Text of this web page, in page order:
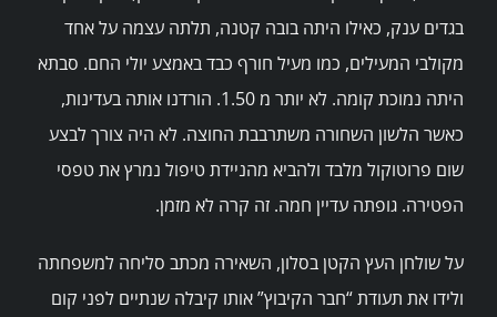
for:
בגדים ענק, כאילו היתה בובה קטנה, תלתה עצמה על אחד
מקולבי המעילים, כמו מעיל חורף כבד באמצע יולי החם. סבתא
היתה נמוכת קומה. לא יותר מ 1.50. הורדנו אותה בעדינות,
כאשר הלשון השחורה משתרבבת החוצה. לא היה צורך לבצע
שום פרוטוקול מלבד ולהביא מהניידת טיפול נמרץ את טפסי
הפטירה. גופתה עדיין חמה. זה קרה לא מזמן.
על שולחן העץ הקטן בסלון, השאירה מכתב סליחה למשפחתה
ולידו את תעודת “חבר הקיבוץ” אותו קיבלה שנתיים לפני קום